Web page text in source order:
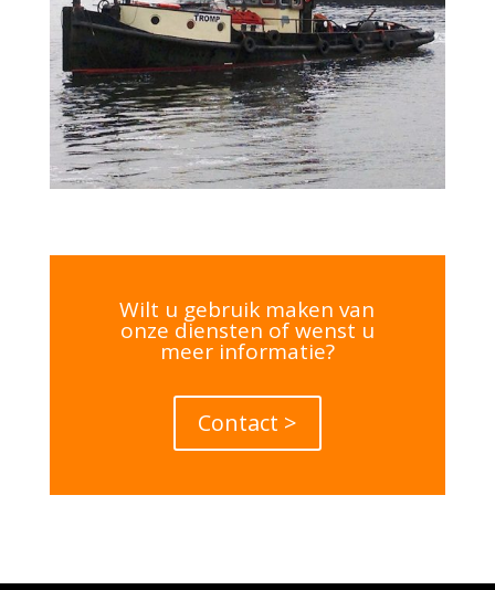
Wilt u gebruik maken van
onze diensten of wenst u
meer informatie?
Contact >